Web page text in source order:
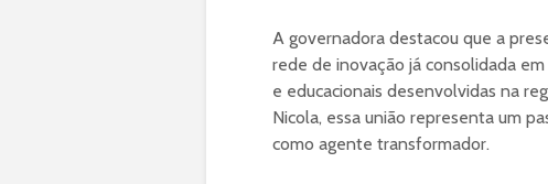
A governadora destacou que a
rede de inovação já consolidada
e educacionais desenvolvidas na
Nicola, essa união representa um
como agente transformador.